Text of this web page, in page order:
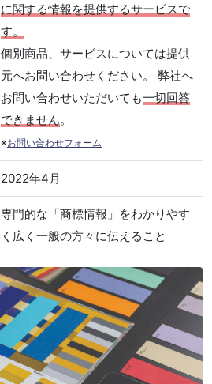
に関する情報を提供するサービスで
す。
個別商品、サービスについては提供
元へお問い合わせください。 弊社へ
お問い合わせいただいても一切回答
できません。
※お問い合わせフォーム
2022年4月
専門的な「商標情報」をわかりやす
く広く一般の方々に伝えること